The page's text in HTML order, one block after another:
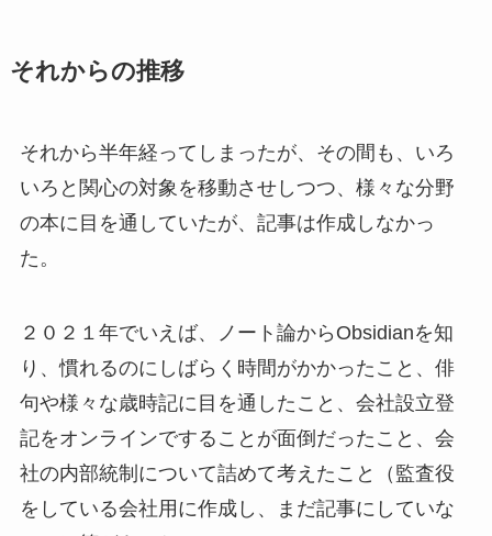
それからの推移
それから半年経ってしまったが、その間も、いろ
いろと関心の対象を移動させしつつ、様々な分野
の本に目を通していたが、記事は作成しなかっ
た。
２０２１年でいえば、ノート論からObsidianを知
り、慣れるのにしばらく時間がかかったこと、俳
句や様々な歳時記に目を通したこと、会社設立登
記をオンラインですることが面倒だったこと、会
社の内部統制について詰めて考えたこと（監査役
をしている会社用に作成し、まだ記事にしていな